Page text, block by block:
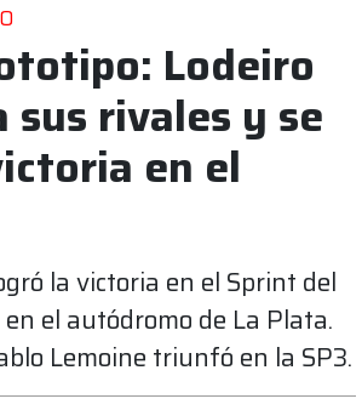
Lodeiro
sus rivales y se
en el
la victoria en el Sprint del
el autódromo de La Plata.
Lemoine triunfó en la SP3.